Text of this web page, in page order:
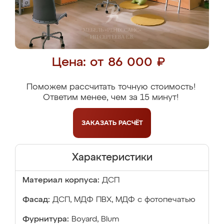
Цена: от 86 000 ₽
Поможем рассчитать точную стоимость!
Ответим менее, чем за 15 минут!
ЗАКАЗАТЬ РАСЧЁТ
Характеристики
Материал корпуса: ДСП
Фасад: ДСП, МДФ ПВХ, МДФ с фотопечатью
Фурнитура: Boyard, Blum